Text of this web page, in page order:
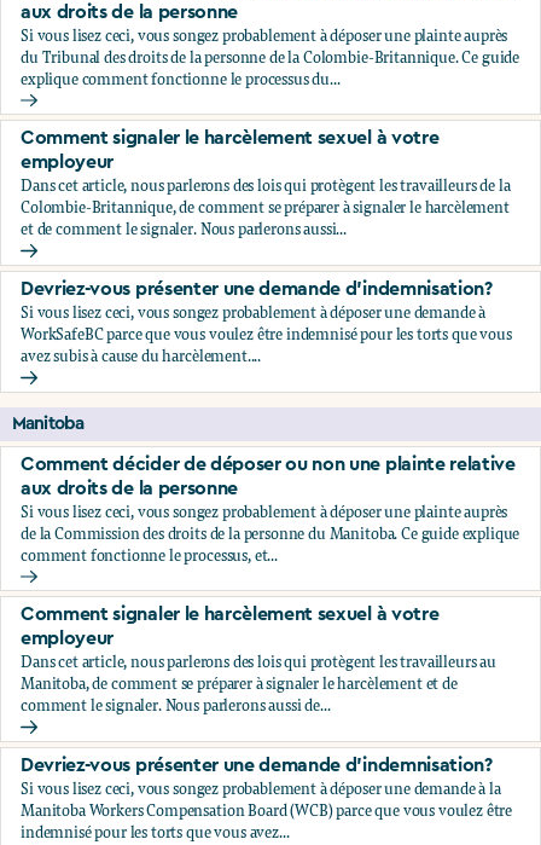
aux droits de la personne
Si vous lisez ceci, vous songez probablement à déposer une plainte auprès
du Tribunal des droits de la personne de la Colombie-Britannique. Ce guide
explique comment fonctionne le processus du...
Comment décider de déposer ou non une plainte relative
Comment signaler le harcèlement sexuel à votre
employeur
Dans cet article, nous parlerons des lois qui protègent les travailleurs de la
Colombie-Britannique, de comment se préparer à signaler le harcèlement
et de comment le signaler. Nous parlerons aussi...
Comment signaler le harcèlement sexuel à votre employeur
Devriez-vous présenter une demande d'indemnisation?
Si vous lisez ceci, vous songez probablement à déposer une demande à
WorkSafeBC parce que vous voulez être indemnisé pour les torts que vous
avez subis à cause du harcèlement....
Devriez-vous présenter une demande d'indemnisation?
Manitoba
Comment décider de déposer ou non une plainte relative
aux droits de la personne
Si vous lisez ceci, vous songez probablement à déposer une plainte auprès
de la Commission des droits de la personne du Manitoba. Ce guide explique
comment fonctionne le processus, et...
Comment décider de déposer ou non une plainte relative
Comment signaler le harcèlement sexuel à votre
employeur
Dans cet article, nous parlerons des lois qui protègent les travailleurs au
Manitoba, de comment se préparer à signaler le harcèlement et de
comment le signaler. Nous parlerons aussi de...
Comment signaler le harcèlement sexuel à votre employeur
Devriez-vous présenter une demande d'indemnisation?
Si vous lisez ceci, vous songez probablement à déposer une demande à la
Manitoba Workers Compensation Board (WCB) parce que vous voulez être
indemnisé pour les torts que vous avez...